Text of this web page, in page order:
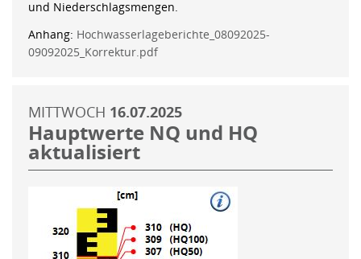
und Niederschlagsmengen.
Anhang: Hochwasserlageberichte_08092025-
09092025_Korrektur.pdf
MITTWOCH 16.07.2025
Hauptwerte NQ und HQ
aktualisiert